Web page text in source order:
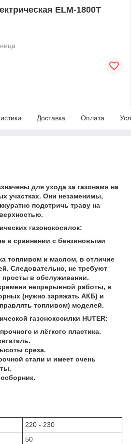
ELM-1800T
Доставка Оплата
для ухода за газонами на
участках. Они незаменимы,
подстричь траву на
газонокосилок:
в сравнении с бензиновыми
топливом и маслом, в отличие
Следовательно, не требуют
просты в обслуживании.
непрерывной работы, в
(нужно заряжать АКБ) и
топливом) моделей.
газонокосилки HUTER:
и лёгкого пластика.
среза.
стали и имеет очень
220 - 230
50